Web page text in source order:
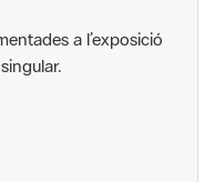
a l’exposició